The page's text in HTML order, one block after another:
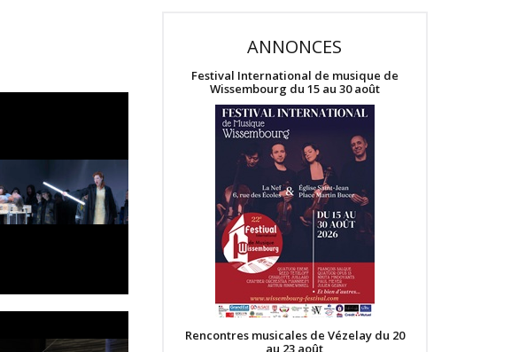
ANNONCES
Festival International de musique de
Wissembourg du 15 au 30 août
Rencontres musicales de Vézelay du 20
au 23 août